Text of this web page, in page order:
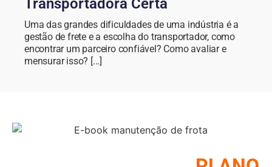
Transportadora Certa
Uma das grandes dificuldades de uma indústria é a
gestão de frete e a escolha do transportador, como
encontrar um parceiro confiável? Como avaliar e
mensurar isso? [...]